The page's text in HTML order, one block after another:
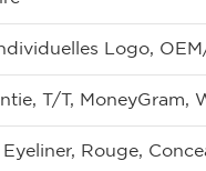
Logo,
T/T, MoneyGram,
Eyeliner, Rouge,